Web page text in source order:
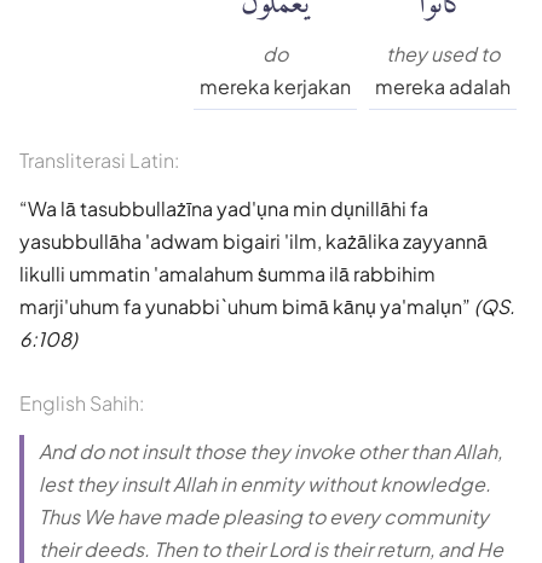
they used to
mereka adalah
do
mereka kerjakan
Transliterasi Latin:
Wa lā tasubbullażīna yad'ụna min dụnillāhi fa
yasubbullāha 'adwam bigairi 'ilm, każālika zayyannā
likulli ummatin 'amalahum ṡumma ilā rabbihim
marji'uhum fa yunabbi`uhum bimā kānụ ya'malụn (QS.
6:108)
English Sahih:
And do not insult those they invoke other than Allah,
lest they insult Allah in enmity without knowledge.
Thus We have made pleasing to every community
their deeds. Then to their Lord is their return, and He